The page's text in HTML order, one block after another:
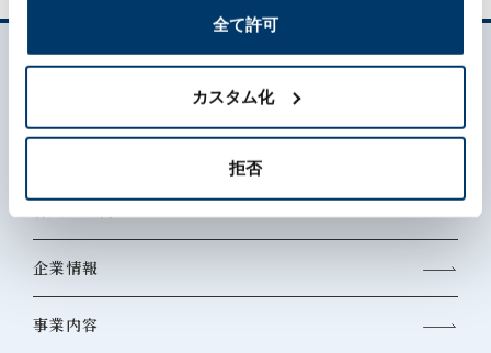
全て許可
カスタム化
拒否
企業情報
事業内容